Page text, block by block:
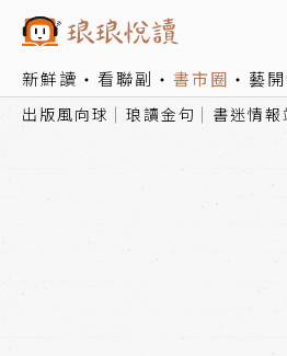
新鮮讀 看聯副 書市圈 藝
出版風向球 琅讀金句 書迷情報